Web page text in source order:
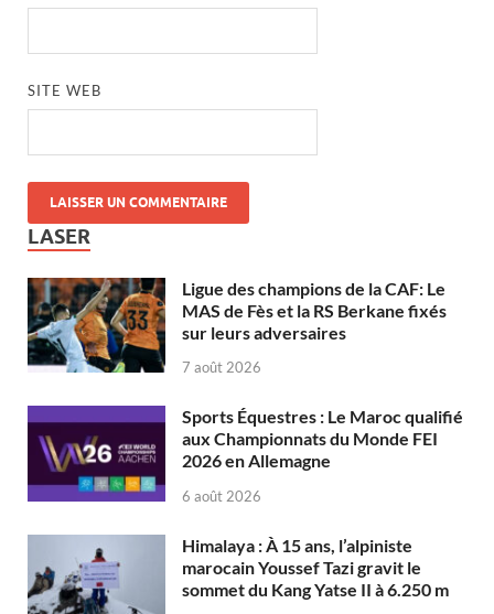
SITE WEB
LASER
Ligue des champions de la CAF: Le
MAS de Fès et la RS Berkane fixés
sur leurs adversaires
7 août 2026
Sports Équestres : Le Maroc qualifié
aux Championnats du Monde FEI
2026 en Allemagne
6 août 2026
Himalaya : À 15 ans, l’alpiniste
marocain Youssef Tazi gravit le
sommet du Kang Yatse II à 6.250 m